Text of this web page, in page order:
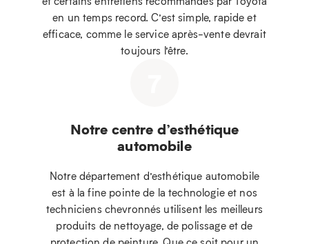
en un temps record. C’est simple, rapide et
efficace, comme le service après-vente devrait
toujours l’être.
Notre centre d’esthétique
automobile
Notre département d’esthétique automobile
est à la fine pointe de la technologie et nos
techniciens chevronnés utilisent les meilleurs
produits de nettoyage, de polissage et de